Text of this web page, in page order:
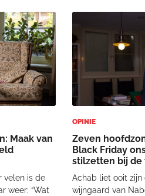
je
geest of een
redenen geven
aan deze
zevental
Maak van
velen is de
weer: “Wat
OPINIE
Zeven
Black Friday
stilzetten bij de
Jezus
Achab liet ooit
wijngaard van